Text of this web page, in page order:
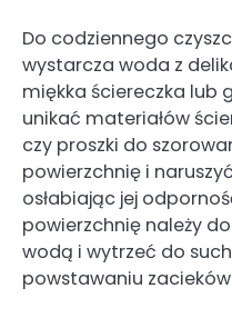
Do codziennego
wystarcza woda z
miękka ściereczka lub
unikać materiałów
czy proszki do
powierzchnię i
osłabiając jej
powierzchnię należy
wodą i wytrzeć do
powstawaniu